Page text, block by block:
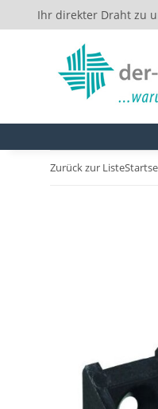
Ihr direkter Draht zu
Zurück zur Liste